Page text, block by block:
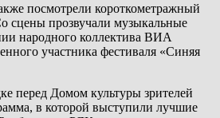
посмотрели короткометражный
сцены прозвучали музыкальные
народного коллектива ВИА
участника фестиваля «Синяя
перед Домом культуры зрителей
в которой выступили лучшие